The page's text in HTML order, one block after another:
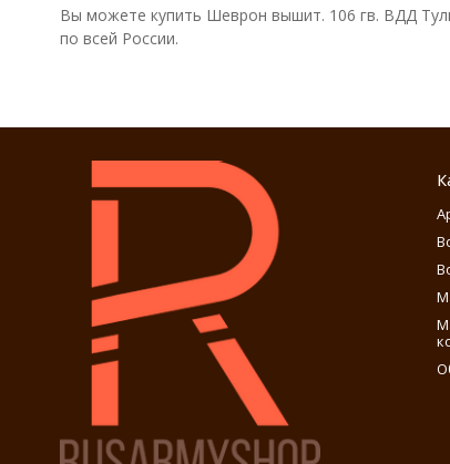
Вы можете купить Шеврон вышит. 106 гв. ВДД
по всей России.